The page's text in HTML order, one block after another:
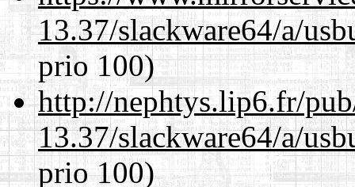
13.37/slackware64/a/
prio 100)
http://nephtys.lip6.fr/
13.37/slackware64/a/
prio 100)